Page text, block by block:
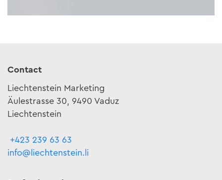
Contact
Liechtenstein Marketing
Äulestrasse 30, 9490 Vaduz
Liechtenstein
+423 239 63 63
info@liechtenstein.li